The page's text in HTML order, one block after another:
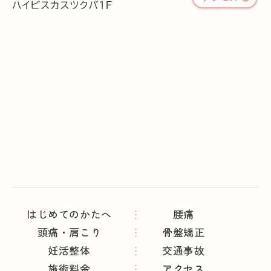
はじめてのかたへ
腰痛
頭痛・肩こり
骨盤矯正
妊活整体
交通事故